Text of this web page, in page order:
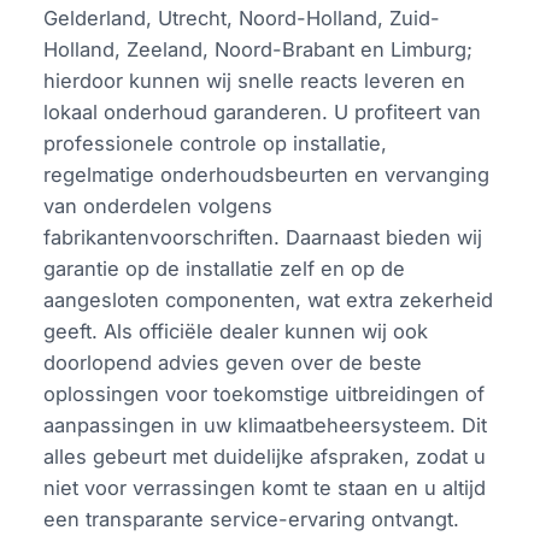
Gelderland, Utrecht, Noord-Holland, Zuid-
Holland, Zeeland, Noord-Brabant en Limburg;
hierdoor kunnen wij snelle reacts leveren en
lokaal onderhoud garanderen. U profiteert van
professionele controle op installatie,
regelmatige onderhoudsbeurten en vervanging
van onderdelen volgens
fabrikantenvoorschriften. Daarnaast bieden wij
garantie op de installatie zelf en op de
aangesloten componenten, wat extra zekerheid
geeft. Als officiële dealer kunnen wij ook
doorlopend advies geven over de beste
oplossingen voor toekomstige uitbreidingen of
aanpassingen in uw klimaatbeheersysteem. Dit
alles gebeurt met duidelijke afspraken, zodat u
niet voor verrassingen komt te staan en u altijd
een transparante service-ervaring ontvangt.